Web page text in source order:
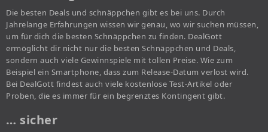
Die besten Deals und schnäppchen gibt es bei uns. Durch
Jahrelange Erfahrungen wissen wir genau, wo wir suchen müssen,
um für dich die besten Schnäppchen zu finden. DealGott
ermöglicht dir nicht nur die besten Schnäppchen und Deals,
sondern auch viele Gewinnspiele mit tollen Preise. Wie zum
Beispiel ein Smartphone, dass zum Release-Datum verlost wird.
Bei DealGott findest auch viele kostenlose Test-Artikel oder
Proben, die es immer für ein begrenztes Kontingent gibt.
… sicher